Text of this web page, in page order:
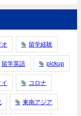
留学経験
留学英語 pickup
コロナ
東南アジア